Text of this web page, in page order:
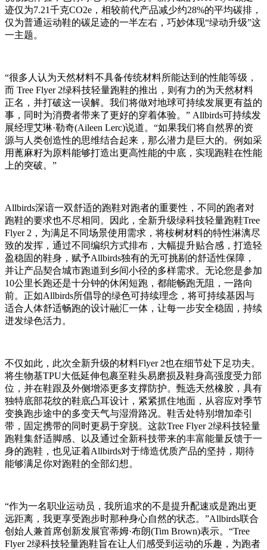
迹仅为7.21千克CO2e，相较前代产品减少约28%的平均碳排，
仅为普通运动鞋的碳足迹的一半左右，巧妙体现“绿动升级”这
一主题。
“很多人认为天然材料不具备传统材料所能达到的性能等级，
而 Tree Flyer 2绿科技轻量跑鞋的推出，则有力的为天然材料
正名，并打破这一误解。我们将做对地球可持续发展更有益的
事，同时为消费者带来了更好的穿着体验。” Allbirds可持续发
展经理艾琳·勒奇(Aileen Lerc)说道。“如果我们将自然界的资
源与人类创造性的思维结合起来，那么潜力是巨大的。例如采
用蓖麻籽为原料能够打造出更高性能的中底，实现跑鞋在性能
上的突破。”
Allbirds深谙一双舒适的跑鞋对跑者的重要性，不同的跑者对
跑鞋的要求也不尽相同。因此，全新升级绿科技轻量跑鞋Tree
Flyer 2，为满足不同场景使用需求，将桉树材料的特性淋漓尽
致的发挥，通过不同编织方式排布，大幅提升贴合感，打造轻
盈稳固的鞋身，赋予Allbirds独有的无可挑剔的舒适性保障，
并让产品契合城市跑道到乡间小径的多样需求。无论您是参加
10公里长跑还是十分钟的休闲短跑，都能畅跑无阻，一路向
前。正如Allbirds所倡导的绿色可持续理念，将可持续基因与
适合人体舒适畅跑的设计融汇一体，让每一步安全稳固，持续
迸发绿色活力。
不仅如此，此次全新升级的材料Flyer 2也在细节处下足功夫。
将生物基TPU大低延伸包裹至鞋头易磨损及鞋身高强度受力部
位，并在鞋跟及外侧增添更多支撑防护。甄选天然橡胶，具有
独特底部花纹的鞋底凸耳设计，紧紧抓住地面，从容应对季节
变换跑步途中的多变天气与湿滑路况。鞋舌处特别增加牵引
带，固定携带的同时更易于穿脱。这款Tree Flyer 2绿科技轻量
跑鞋集舒适脚感、以及通过全新科技带来的丰富能量反馈于一
身的跑鞋，也见证着Allbirds对于缔造优质产品的坚持，期待
能够满足你对跑鞋的全部幻想。
“作为一名职业运动员，我所追求的不是提升配速或是跑出更
远距离，我更享受跑步时那种身心自然的状态。”Allbirds联合
创始人兼首席创新发展官蒂姆·布朗(Tim Brown)表示。“Tree
Flyer 2绿科技轻量跑鞋旨在让人们感受到运动的乐趣，为跑者